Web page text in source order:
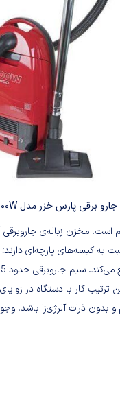
جارو برقی پارس خزر مدل ECO 1900W
به کیسه‌های پارچه‌ای
ذرات آلرژی‌زا باشد. وجود